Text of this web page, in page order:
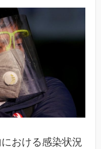
おける感染状況